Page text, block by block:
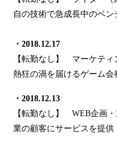
自の技術で急成長中のベン
・2018.12.17
【転勤なし】 マーケテ
熱狂の渦を届けるゲーム会
・2018.12.13
【転勤なし】 WEB企画
業の顧客にサービスを提供